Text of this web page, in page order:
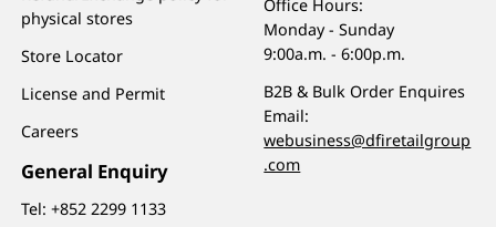
physical stores
Store Locator
License and Permit
Careers
General Enquiry
Tel:+852 2299 1133
Office Hours:
Monday - Sunday
9:00a.m. - 6:00p.m.
B2B & Bulk Order Enquires
Email:
webusiness@dfiretailgroup
.com